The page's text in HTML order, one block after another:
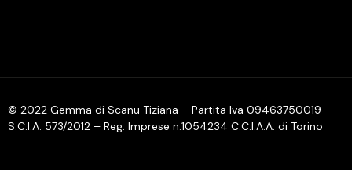
© 2022 Gemma di Scanu Tiziana – Partita Iva 09463750019
S.C.I.A. 573/2012 – Reg. Imprese n.1054234 C.C.I.A.A. di Torino